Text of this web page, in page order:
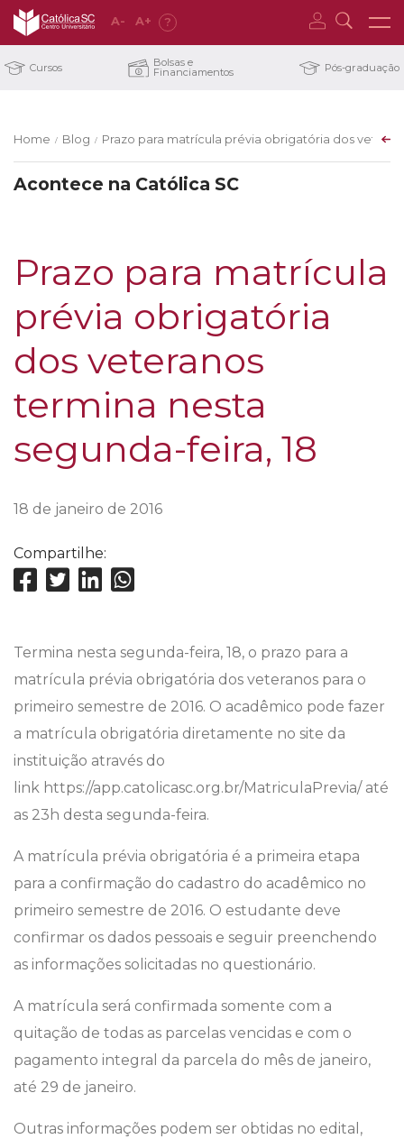
A- A+ ?
Cursos Bolsas e
Financiamentos Pós-graduação
Home / Blog / Prazo para matrícula prévia obrigatória dos
Acontece na Católica SC
Prazo para matrícula
prévia obrigatória
dos veteranos
termina nesta
segunda-feira, 18
18 de janeiro de 2016
Compartilhe:
Termina nesta segunda-feira, 18, o prazo para a
matrícula prévia obrigatória dos veteranos para o
primeiro semestre de 2016. O acadêmico pode fazer
a matrícula obrigatória diretamente no site da
instituição através do
link https://app.catolicasc.org.br/MatriculaPrevia/ até
as 23h desta segunda-feira.
A matrícula prévia obrigatória é a primeira etapa
para a confirmação do cadastro do acadêmico no
primeiro semestre de 2016. O estudante deve
confirmar os dados pessoais e seguir preenchendo
as informações solicitadas no questionário.
A matrícula será confirmada somente com a
quitação de todas as parcelas vencidas e com o
pagamento integral da parcela do mês de janeiro,
até 29 de janeiro.
Outras informações podem ser obtidas no edital,